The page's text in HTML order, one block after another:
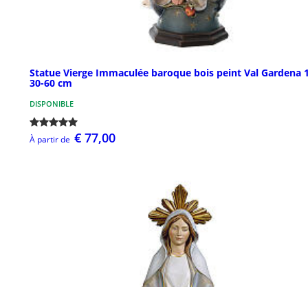
Statue Vierge Immaculée baroque bois peint Val Gardena
30-60 cm
DISPONIBLE
À partir de € 77,00